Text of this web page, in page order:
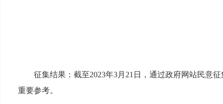
征集结果： 截至2023年3月21日，通过政府网站民意
重要参考。